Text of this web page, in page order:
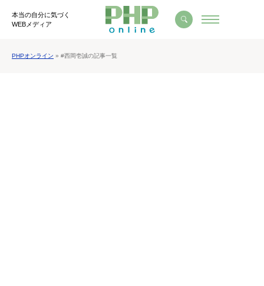
本当の自分に気づく
WEBメディア
PHPオンライン » #西岡壱誠の記事一覧